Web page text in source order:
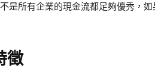
是所有企業的現金流都足夠優秀，
徵